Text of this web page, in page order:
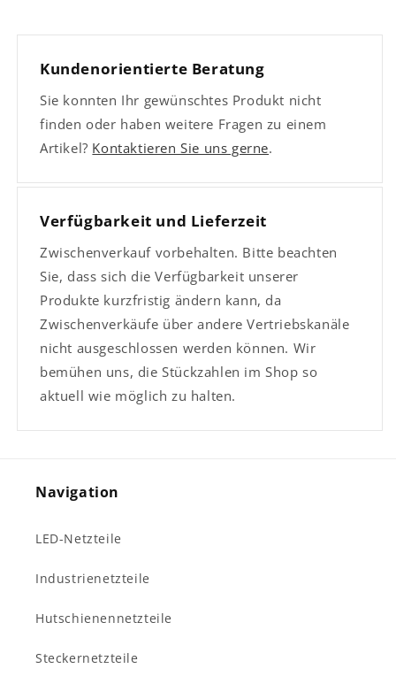
Kundenorientierte Beratung
Sie konnten Ihr gewünschtes Produkt nicht
finden oder haben weitere Fragen zu einem
Artikel? Kontaktieren Sie uns gerne.
Verfügbarkeit und Lieferzeit
Zwischenverkauf vorbehalten. Bitte beachten
Sie, dass sich die Verfügbarkeit unserer
Produkte kurzfristig ändern kann, da
Zwischenverkäufe über andere Vertriebskanäle
nicht ausgeschlossen werden können. Wir
bemühen uns, die Stückzahlen im Shop so
aktuell wie möglich zu halten.
Navigation
LED-Netzteile
Industrienetzteile
Hutschienennetzteile
Steckernetzteile